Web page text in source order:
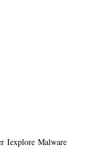
Iexplore Malware